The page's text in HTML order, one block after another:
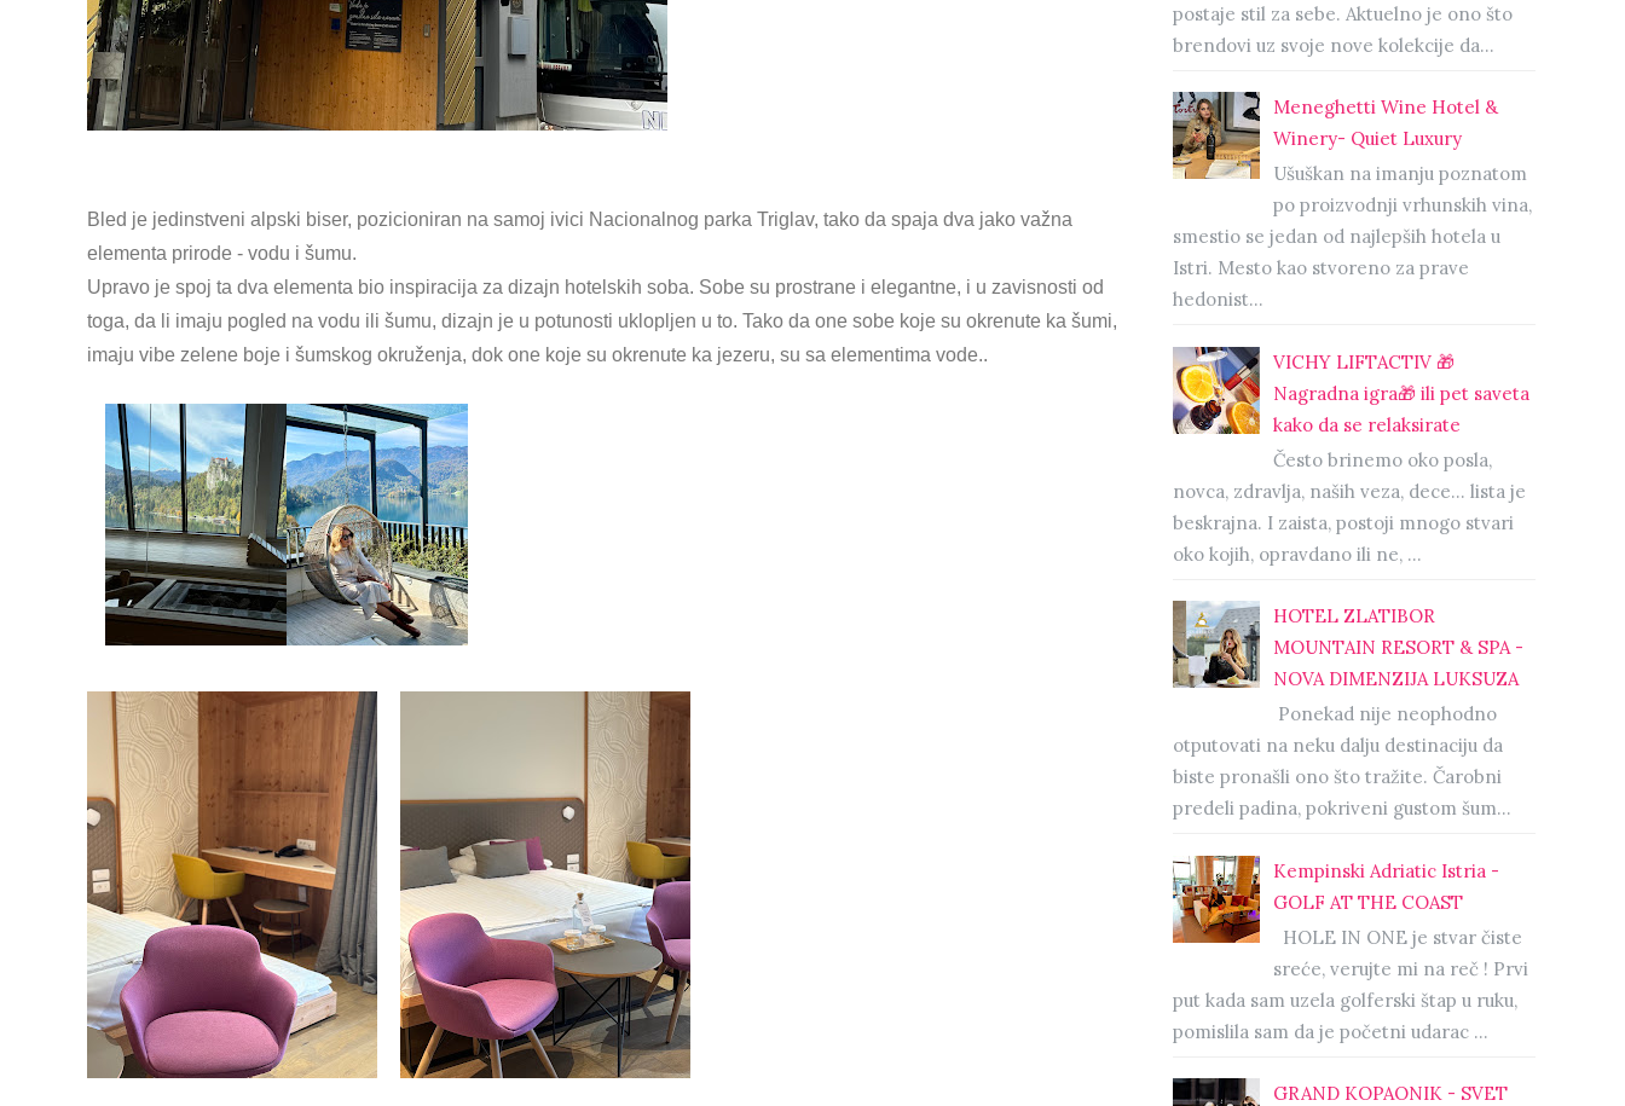
Bled je jedinstveni alpski biser, pozicioniran na samoj ivici Nacionalnog parka Triglav, tako da spaja dva jako važna
elementa prirode - vodu i šumu.
Upravo je spoj ta dva elementa bio inspiracija za dizajn hotelskih soba. Sobe su prostrane i elegantne, i u zavisnosti od
toga, da li imaju pogled na vodu ili šumu, dizajn je u potunosti uklopljen u to. Tako da one sobe koje su okrenute ka šumi,
imaju vibe zelene boje i šumskog okruženja, dok one koje su okrenute ka jezeru, su sa elementima vode..
postaje stil za sebe. Aktuelno je ono što
brendovi uz svoje nove kolekcije da...
Meneghetti Wine Hotel &
Winery- Quiet Luxury
Ušuškan na imanju poznatom
po proizvodnji vrhunskih vina,
smestio se jedan od najlepših hotela u
Istri. Mesto kao stvoreno za prave
hedonist...
VICHY LIFTACTIV 🎁
Nagradna igra🎁 ili pet saveta
kako da se relaksirate
Često brinemo oko posla,
novca, zdravlja, naših veza, dece… lista je
beskrajna. I zaista, postoji mnogo stvari
oko kojih, opravdano ili ne, ...
HOTEL ZLATIBOR
MOUNTAIN RESORT & SPA -
NOVA DIMENZIJA LUKSUZA
Ponekad nije neophodno
otputovati na neku dalju destinaciju da
biste pronašli ono što tražite. Čarobni
predeli padina, pokriveni gustom šum...
Kempinski Adriatic Istria -
GOLF AT THE COAST
HOLE IN ONE je stvar čiste
sreće, verujte mi na reč ! Prvi
put kada sam uzela golferski štap u ruku,
pomislila sam da je početni udarac ...
GRAND KOPAONIK - SVET